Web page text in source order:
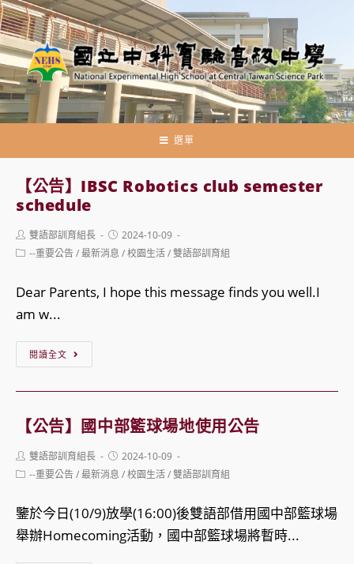
跳
轉
至
主
要
內
選單
【公告】IBSC Robotics club semester
schedule
Post
author:
雙語部訓育組長
Post
published:
2024-10-09
Post--重要公告/最新消息 /校園生活/雙語部訓育組
Dear Parents, I hope this message finds you well.I
am w...
閱讀全文
IBSC
Robotics
club
semester
schedule
【公告】國中部籃球場地使用公告
Post
author:
雙語部訓育組長
Post
published:
2024-10-09
Post--重要公告/最新消息 /校園生活/雙語部訓育組
鑒於今日(10/9)放學(16:00)後雙語部借用國中部籃球場
舉辦Homecoming活動，國中部籃球場將暫時...